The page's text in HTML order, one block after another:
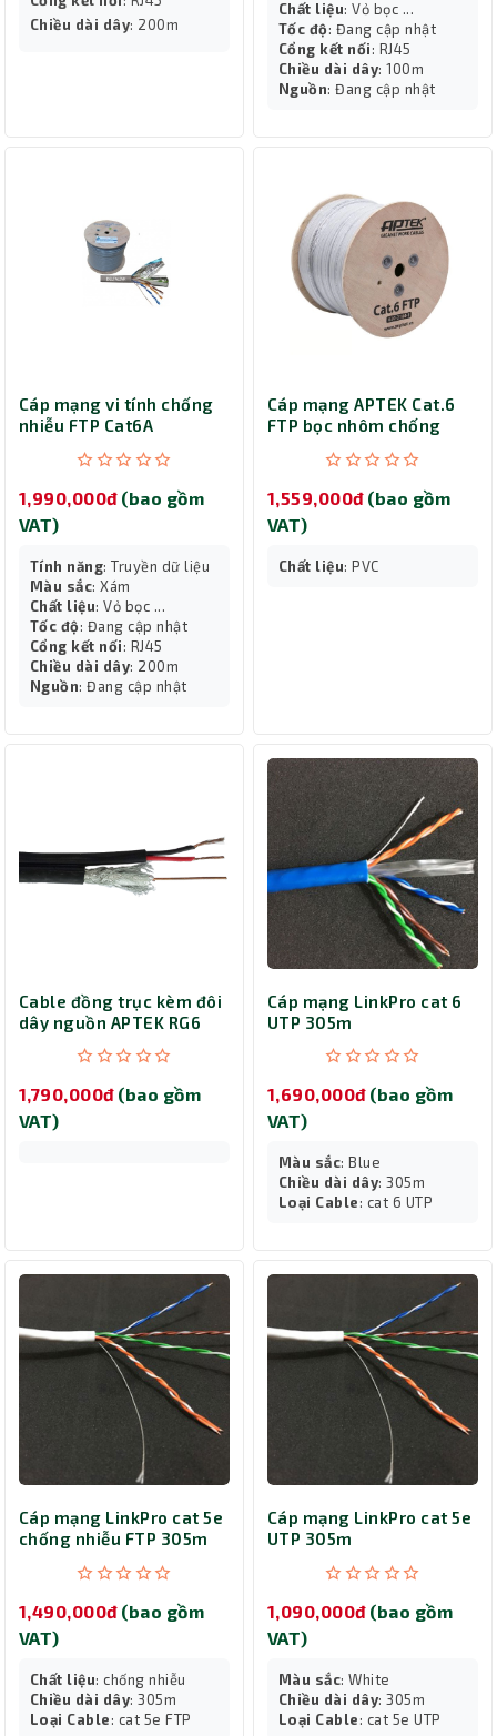
Chiều dài dây: 200m
Chất liệu: Vỏ bọc ...
Tốc độ: Đang cập nhật
Cổng kết nối: RJ45
Chiều dài dây: 100m
Nguồn: Đang cập nhật
Cáp mạng vi tính chống
nhiễu FTP Cat6A
6A-200
1,990,000đ (bao gồm
VAT)
Tính năng: Truyền dữ liệu
Màu sắc: Xám
Chất liệu: Vỏ bọc ...
Tốc độ: Đang cập nhật
Cổng kết nối: RJ45
Chiều dài dây: 200m
Nguồn: Đang cập nhật
Cáp mạng APTEK Cat.6
FTP bọc nhôm chống
1,559,000đ (bao gồm
VAT)
Chất liệu: PVC
Cable đồng trục kèm đôi
dây nguồn APTEK RG6
1,790,000đ (bao gồm
VAT)
Cáp mạng LinkPro cat 6
UTP 305m
1,690,000đ (bao gồm
VAT)
Màu sắc: Blue
Chiều dài dây: 305m
Loại Cable: cat 6 UTP
Cáp mạng LinkPro cat 5e
chống nhiễu FTP 305m
1,490,000đ (bao gồm
VAT)
Chất liệu: chống nhiễu
Chiều dài dây: 305m
Loại Cable: cat 5e FTP
Cáp mạng LinkPro cat 5e
UTP 305m
1,090,000đ (bao gồm
VAT)
Màu sắc: White
Chiều dài dây: 305m
Loại Cable: cat 5e UTP